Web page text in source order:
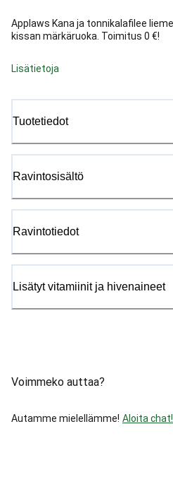
Applaws Kana ja tonnikalafilee
kissan märkäruoka. Toimitus 0 €!
Lisätietoja
Tuotetiedot
Ravintosisältö
Ravintotiedot
Lisätyt vitamiinit ja hivenaineet
Voimmeko auttaa?
Autamme mielellämme! Aloita chat!